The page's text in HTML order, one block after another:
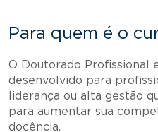
Para quem é o
O Doutorado Profissional
desenvolvido para
liderança ou alta gestão
para aumentar sua
docência.